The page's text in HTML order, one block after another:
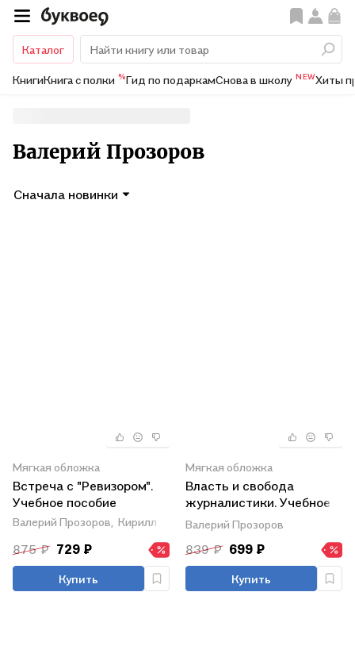
Каталог
КнигиКнига с полки %Гид по подаркамСнова в школу NEWХиты
Валерий Прозоров
Сначала новинки
Мягкая обложка
Встреча с "Ревизором".
Учебное пособие
Валерий Прозоров, Кирилл Захаров
875 ₽ 729 ₽
Купить
Мягкая обложка
Власть и свобода
журналистики. Учебное
пособие. 2-е издание,
переработанное
Валерий Прозоров
839 ₽ 699 ₽
Купить